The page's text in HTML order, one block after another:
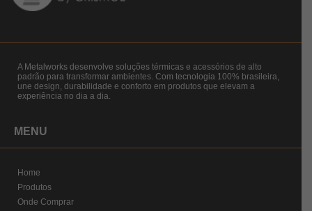
A Metalworks desenvolve soluções térmicas e acessórios de alto
padrão para transformar ambientes. Com tecnologia 100% brasileira,
une design, durabilidade e conforto em produtos que elevam a
experiência no dia a dia.
MENU
Home
Produtos
Onde Comprar